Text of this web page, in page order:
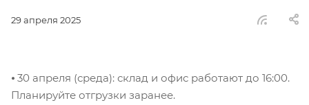
29 апреля 2025
⦁ 30 апреля (среда): склад и офис работают до 16:00.
Планируйте отгрузки заранее.